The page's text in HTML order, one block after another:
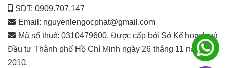
SDT: 0909.707.147
Email: nguyenlengocphat@gmail.com
Mã số thuế: 0310479600. Được cấp bởi Sở Kế hoạch và
Đầu tư Thành phố Hồ Chí Minh ngày 26 tháng 11 năm
2010.